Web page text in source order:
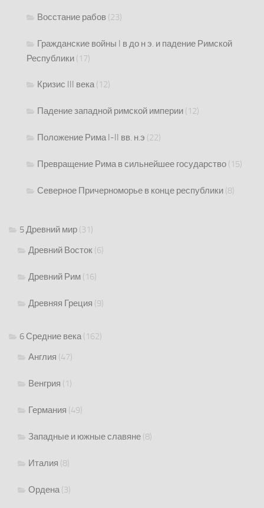
Восстание рабов (23)
Гражданские войны I в до н э. и падение Римской
Республики (17)
Кризис III века(12)
Падение западной римской империи (12)
Положение Рима I-II вв. н.э (22)
Превращение Рима в сильнейшее государство (15)
Северное Причерноморье в конце республики (8)
5 Древний мир (31)
Древний Восток (6)
Древний Рим (16)
Древняя Греция (9)
6 Средние века(162)
Англия (47)
Венгрия (1)
Германия (49)
Западные и южные славяне (8)
Италия (8)
Ордена(3)